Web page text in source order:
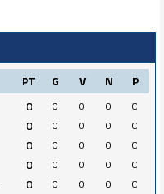
PT G V N P
0 0 0 0
0
0 0 0 0
0
0 0 0 0
0
0 0 0 0
0
0 0 0 0
0